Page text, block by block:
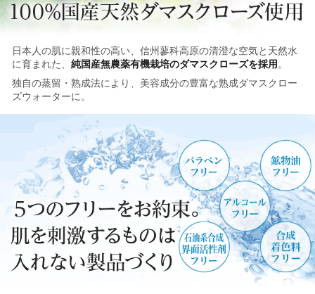
日本人の肌に親和性の高い、信州蓼科高原の清澄な空気と天然水
に育まれた、純国産無農薬有機栽培のダマスクローズを採用 。
独自の蒸留・熟成法により、美容成分の豊富な熟成ダマスクロー
ズウォーターに。